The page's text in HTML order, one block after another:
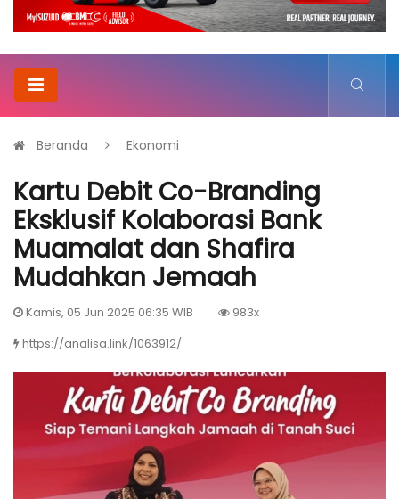
Beranda Ekonomi
Kartu Debit Co-Branding
Eksklusif Kolaborasi Bank
Muamalat dan Shafira
Mudahkan Jemaah
Kamis, 05 Jun 2025 06:35 WIB
983x
https://analisa.link/1063912/